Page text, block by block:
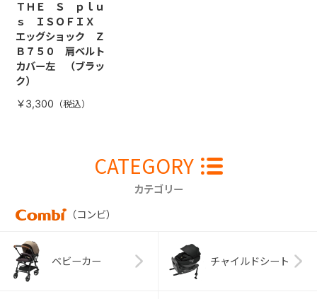
ＴＨＥ Ｓ ｐｌｕ
ｓ ＩＳＯＦＩＸ
エッグショック Ｚ
Ｂ７５０ 肩ベルト
カバー左 （ブラッ
ク）
￥3,300
CATEGORY
カテゴリー
（コンビ）
ベビーカー チャイルドシート